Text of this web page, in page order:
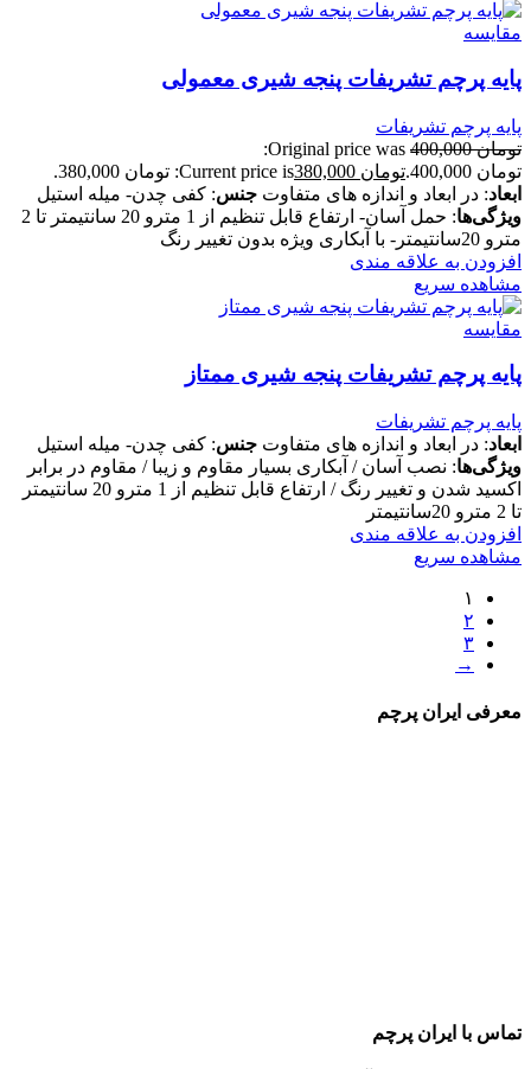
مقایسه
پایه پرچم تشریفات پنجه شیری معمولی
پایه پرچم تشریفات
تومان400,000
Original price was:
تومان 400,000.
تومان
Current price is: تومان 380,000.
ابعاد: در ابعاد و اندازه های متفاوت جنس: کفی چدن- میله استیل
ویژگی‌ها
: حمل آسان- ارتفاع قابل تنظیم از 1 مترو 20 سانتیمتر تا 2
مترو 20سانتیمتر- با آبکاری ویژه بدون تغییر رنگ
افزودن به علاقه مندی
مشاهده سریع
مقایسه
پایه پرچم تشریفات پنجه شیری ممتاز
پایه پرچم تشریفات
ابعاد: در ابعاد و اندازه های متفاوت جنس: کفی چدن- میله استیل
ویژگی‌ها: نصب آسان / آبکاری بسیار مقاوم و زیبا / مقاوم در برابر
اکسید شدن و تغییر رنگ / ارتفاع قابل تنظیم از 1 مترو 20 سانتیمتر
تا 2 مترو 20سانتیمتر
افزودن به علاقه مندی
مشاهده سریع
۱
۲
۳
→
معرفی ایران پرچم
تماس با ایران پرچم